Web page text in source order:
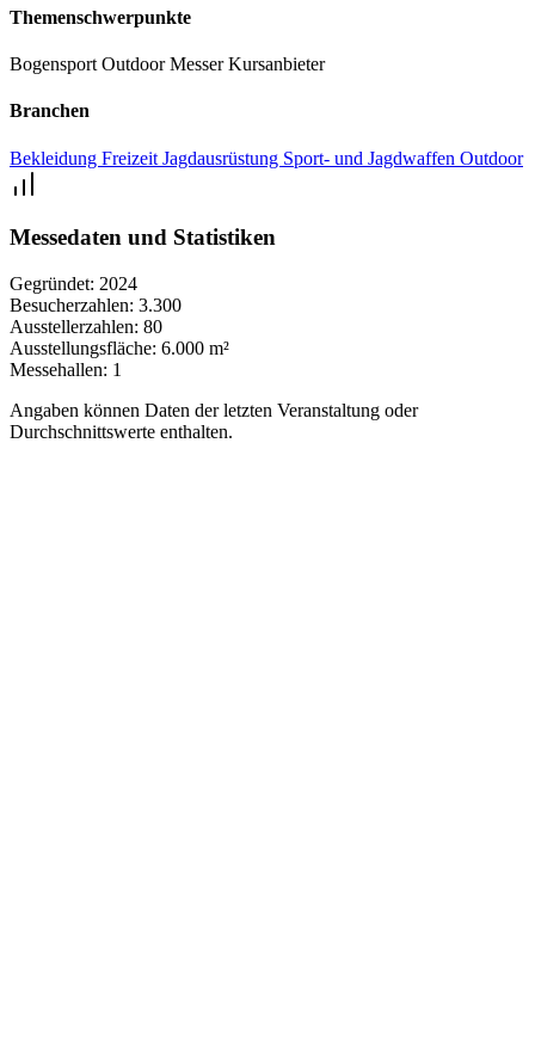
Themenschwerpunkte
Bogensport OutdoorMesserKursanbieter
Branchen
Bekleidung Freizeit Jagdausrüstung Sport- und Jagdwaffen Outdoor
Messedaten und Statistiken
Gegründet: 2024
Besucherzahlen: 3.300
Ausstellerzahlen: 80
Ausstellungsfläche: 6.000 m²
Messehallen: 1
Angaben können Daten der letzten Veranstaltung oder
Durchschnittswerte enthalten.